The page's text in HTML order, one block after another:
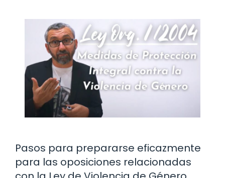
Pasos para prepararse eficazmente
para las oposiciones relacionadas